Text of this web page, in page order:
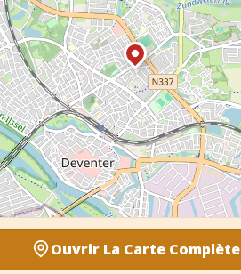
Ouvrir La Carte Complète